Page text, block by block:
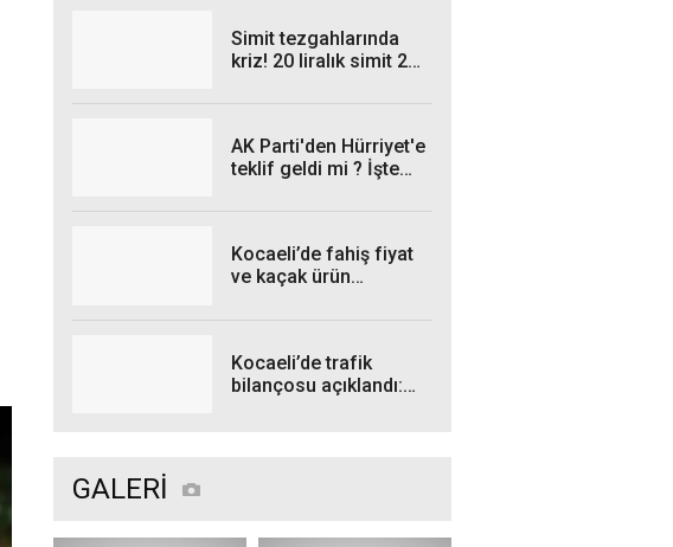
Simit tezgahlarında
kriz! 20 liralık simit 25
AK Parti'den Hürriyet'e
teklif geldi mi ? İşte
Kocaeli’de fahiş fiyat
ve kaçak ürün
Kocaeli’de trafik
bilançosu açıklandı:
GALERİ